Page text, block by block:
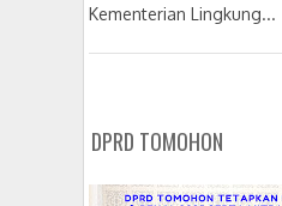
Kementerian Lingkung...
DPRD TOMOHON